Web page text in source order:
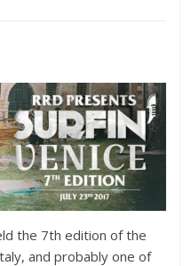
the 7th edition of the
and probably one of